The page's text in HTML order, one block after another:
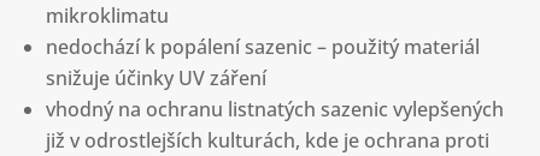
mikroklimatu
nedochází k popálení sazenic – použitý materiál
snižuje účinky UV záření
vhodný na ochranu listnatých sazenic vylepšených
již v odrostlejších kulturách, kde je ochrana proti